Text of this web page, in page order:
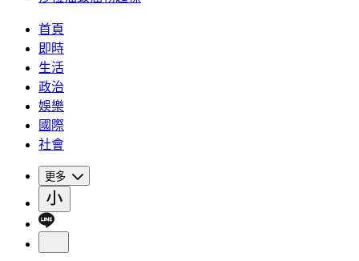
首頁
即時
生活
政治
娛樂
國際
社會
更多